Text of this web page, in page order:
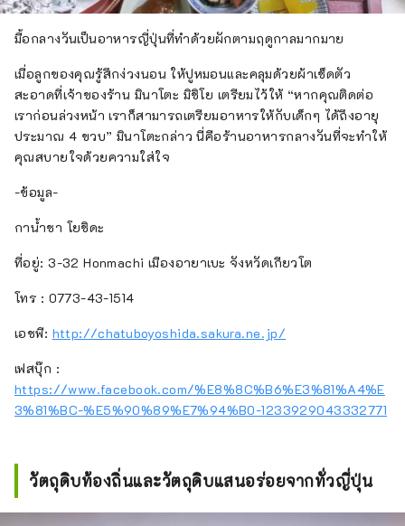
มื้อกลางวันเป็นอาหารญี่ปุ่นที่ทำด้วยผักตามฤดูกาลมากมาย
เมื่อลูกของคุณรู้สึกง่วงนอน ให้ปูหมอนและคลุมด้วยผ้าเช็ดตัว
สะอาดที่เจ้าของร้าน มินาโตะ มิชิโย เตรียมไว้ให้ “หากคุณติดต่อ
เราก่อนล่วงหน้า เราก็สามารถเตรียมอาหารให้กับเด็กๆ ได้ถึงอายุ
ประมาณ 4 ขวบ” มินาโตะกล่าว นี่คือร้านอาหารกลางวันที่จะทำให้
คุณสบายใจด้วยความใส่ใจ
-ข้อมูล-
กาน้ำชา โยชิดะ
ที่อยู่: 3-32 Honmachi เมืองอายาเบะ จังหวัดเกียวโต
โทร : 0773-43-1514
เอชพี: http://chatuboyoshida.sakura.ne.jp/
เฟสบุ๊ก :
https://www.facebook.com/%E8%8C%B6%E3%81%A4%E
3%81%BC-%E5%90%89%E7%94%B0-1233929043332771
วัตถุดิบท้องถิ่นและวัตถุดิบแสนอร่อยจากทั่วญี่ปุ่น